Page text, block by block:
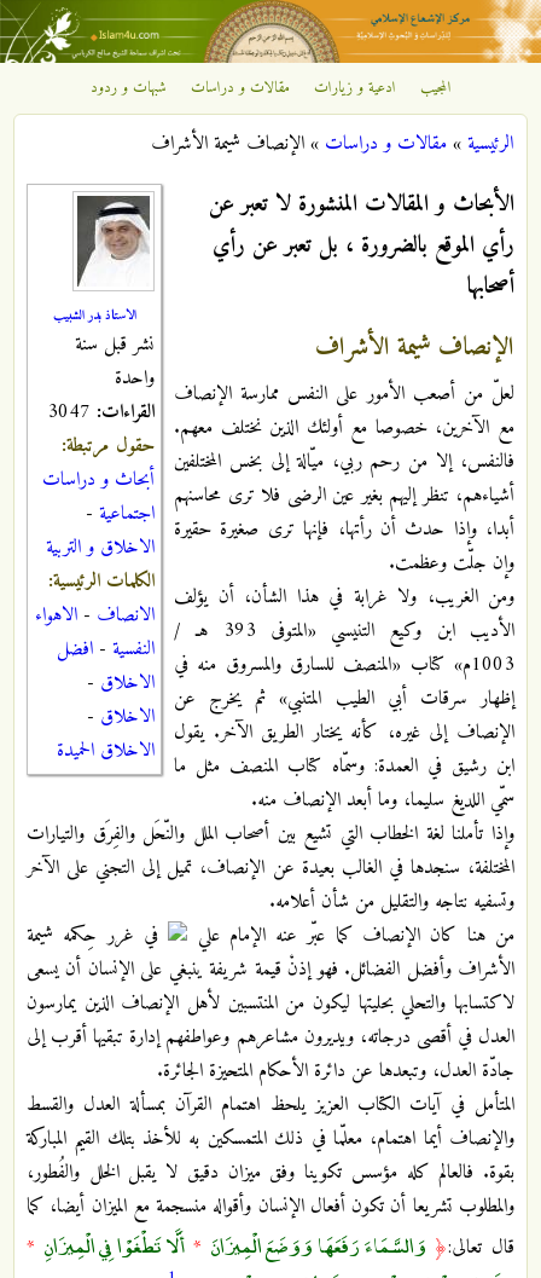
تجاوز إلى المحتوى الرئيسي
مركز
الإشعاع
الإسلامي
المجيب ادعية و زيارات مقالات و دراسات شبهات و ردود
أنت هنا
الرئيسية»مقالات و دراسات »الإنصاف شيمة الأشراف
الاستاذ بدر الشبيب
نشر قبل سنة
واحدة
القراءات:
حقول مرتبطة:
أبحاث و دراسات
اجتماعية -
الاخلاق و التربية
الكلمات الرئيسية:
الانصاف - الاهواء
النفسية - افضل
الاخلاق -
الاخلاق -
الاخلاق الحميدة
الأبحاث و المقالات المنشورة لا تعبر عن
رأي الموقع بالضرورة ، بل تعبر عن رأي
أصحابها
الإنصاف شيمة الأشراف
لعلّ من أصعب الأمور على النفس ممارسة الإنصاف
مع الآخرين، خصوصا مع أولئك الذين نختلف معهم.
فالنفس، إلا من رحم ربي، ميّالة إلى بخس المختلفين
أشياءهم، تنظر إليهم بغير عين الرضى فلا ترى محاسنهم
أبدا، وإذا حدث أن رأتها، فإنها ترى صغيرة حقيرة
وإن جلّت وعظمت.
ومن الغريب، ولا غرابة في هذا الشأن، أن يؤلف
الأديب ابن وكيع التنيسي «المتوفى 393 هـ /
1003م» كتاب «المنصف للسارق والمسروق منه في
إظهار سرقات أبي الطيب المتنبي» ثم يخرج عن
الإنصاف إلى غيره، كأنه يختار الطريق الآخر. يقول
ابن رشيق في العمدة: وسمّاه كتاب المنصف مثل ما
سمّي اللديغ سليما، وما أبعد الإنصاف منه.
وإذا تأملنا لغة الخطاب التي تشيع بين أصحاب الملل والنّحَل والفِرَق والتيارات
المختلفة، سنجدها في الغالب بعيدة عن الإنصاف، تميل إلى التجني على الآخر
وتسفيه نتاجه والتقليل من شأن أعلامه.
من هنا كان الإنصاف كما عبّر عنه الإمام علي
في غرر حِكمه شيمة
الأشراف وأفضل الفضائل. فهو إذنْ قيمة شريفة ينبغي على الإنسان أن يسعى
لاكتسابها والتحلي بحليتها ليكون من المنتسبين لأهل الإنصاف الذين يمارسون
العدل في أقصى درجاته، ويديرون مشاعرهم وعواطفهم إدارة تبقيها أقرب إلى
جادّة العدل، وتبعدها عن دائرة الأحكام المتحيزة الجائرة.
المتأمل في آيات الكتاب العزيز يلحظ اهتمام القرآن بمسألة العدل والقسط
والإنصاف أيما اهتمام، معلّما في ذلك المتمسكين به للأخذ بتلك القيم المباركة
بقوة. فالعالم كله مؤسس تكوينا وفق ميزان دقيق لا يقبل الخلل والفُطور،
والمطلوب تشريعا أن تكون أفعال الإنسان وأقواله منسجمة مع الميزان أيضا، كما
قال تعالى:﴿ وَالسَّمَاءَ رَفَعَهَا وَوَضَعَ الْمِيزَانَ *أَلَّا تَطْغَوْا فِي الْمِيزَانِ *